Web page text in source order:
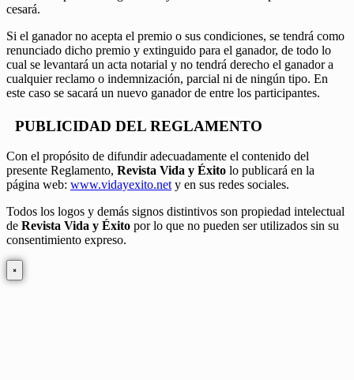
cesará.
Si el ganador no acepta el premio o sus condiciones, se tendrá como
renunciado dicho premio y extinguido para el ganador, de todo lo
cual se levantará un acta notarial y no tendrá derecho el ganador a
cualquier reclamo o indemnización, parcial ni de ningún tipo. En
este caso se sacará un nuevo ganador de entre los participantes.
PUBLICIDAD DEL REGLAMENTO
Con el propósito de difundir adecuadamente el contenido del
presente Reglamento, Revista Vida y Éxito lo publicará en la
página web: www.vidayexito.net y en sus redes sociales.
Todos los logos y demás signos distintivos son propiedad intelectual
de Revista Vida y Éxito por lo que no pueden ser utilizados sin su
consentimiento expreso.
×